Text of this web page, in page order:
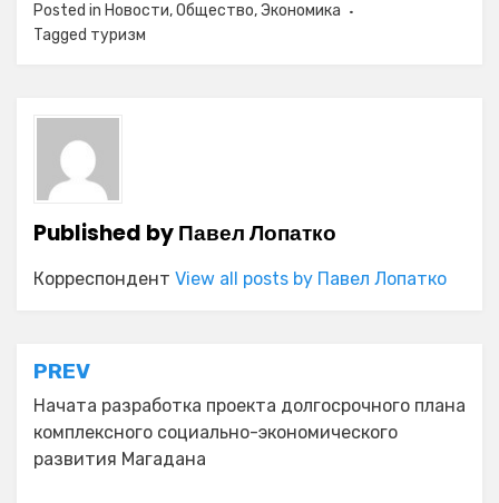
Posted in Новости,Общество,Экономика
Tagged туризм
Published byПавел Лопатко
Корреспондент View all posts by Павел Лопатко
Навигация
по
записям
PREV
Начата разработка проекта долгосрочного плана
комплексного социально-экономического
развития Магадана